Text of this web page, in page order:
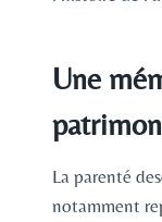
Une
La parenté
notamment